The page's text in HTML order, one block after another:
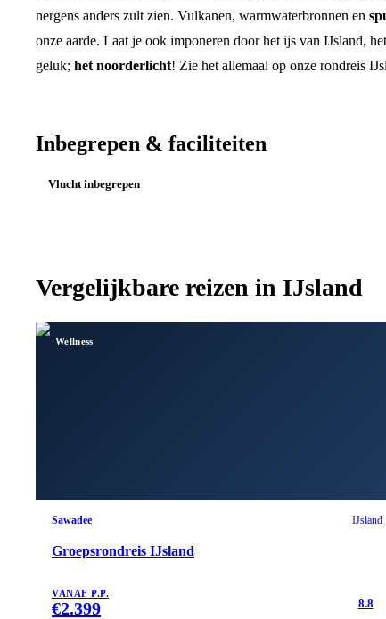
nergens anders zult zien. Vulkanen, warmwaterbronnen en
onze aarde. Laat je ook imponeren door het ijs van IJsland,
geluk; het noorderlicht! Zie het allemaal op onze rondreis
Inbegrepen & faciliteiten
Vlucht inbegrepen
Vergelijkbare reizen in IJsland
Wellness
Sawadee IJsland
Groepsrondreis IJsland
VANAF P.P.
€2.399 8.8